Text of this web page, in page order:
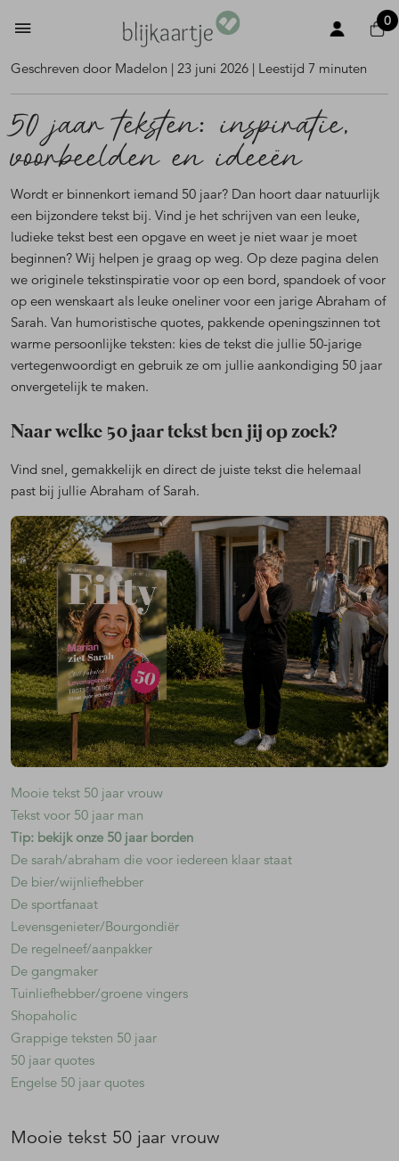
0
Geschreven door Madelon | 23 juni 2026 | Leestijd 7 minuten
50 jaar teksten: inspiratie,
voorbeelden en ideeën
Wordt er binnenkort iemand 50 jaar? Dan hoort daar natuurlijk
een bijzondere tekst bij. Vind je het schrijven van een leuke,
ludieke tekst best een opgave en weet je niet waar je moet
beginnen? Wij helpen je graag op weg. Op deze pagina delen
we originele tekstinspiratie voor op een bord, spandoek of voor
op een wenskaart als leuke oneliner voor een jarige Abraham of
Sarah. Van humoristische quotes, pakkende openingszinnen tot
warme persoonlijke teksten: kies de tekst die jullie 50-jarige
vertegenwoordigt en gebruik ze om jullie aankondiging 50 jaar
onvergetelijk te maken.
Naar welke 50 jaar tekst ben jij op zoek?
Vind snel, gemakkelijk en direct de juiste tekst die helemaal
past bij jullie Abraham of Sarah.
Mooie tekst 50 jaar vrouw
Tekst voor 50 jaar man
Tip: bekijk onze 50 jaar borden
De sarah/abraham die voor iedereen klaar staat
De bier/wijnliefhebber
De sportfanaat
Levensgenieter/Bourgondiër
De regelneef/aanpakker
De gangmaker
Tuinliefhebber/groene vingers
Shopaholic
Grappige teksten 50 jaar
50 jaar quotes
Engelse 50 jaar quotes
Mooie tekst 50 jaar vrouw